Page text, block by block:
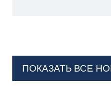
ПОКАЗАТЬ ВСЕ